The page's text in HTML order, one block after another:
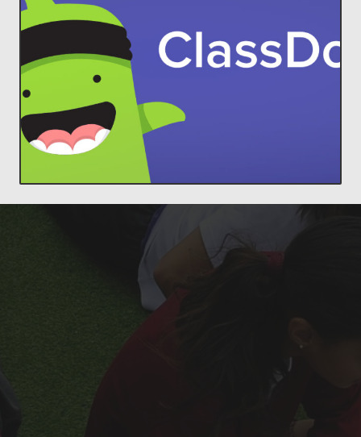
ClassDojo
Lleva a cada familia a tu aula.
ClassDojo conecta a profesores con
estudiantes y padres, para construir
comunidades increíbles en el aula.